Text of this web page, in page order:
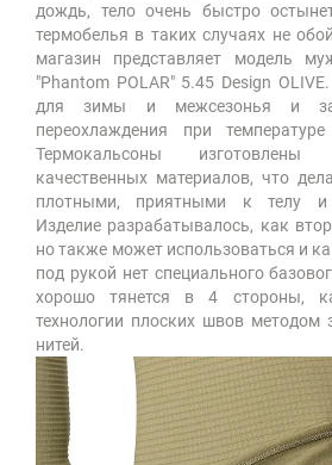
дождь, тело очень быстро
термобелья в таких случаях не
магазин представляет модель
"Phantom POLAR" 5.45 Design
для зимы и межсезонья и
переохлаждения при
Термокальсоны
качественных материалов, что
плотными, приятными к телу и
Изделие разрабатывалось, как
но также может использоваться и
под рукой нет специального
хорошо тянется в 4 стороны,
технологии плоских швов методом
нитей.